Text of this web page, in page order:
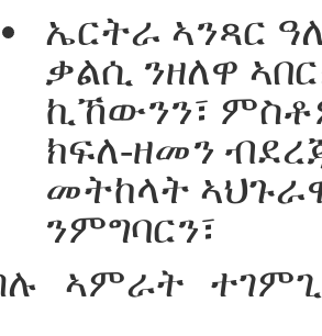
ኤርትራ ኣንጻር
ቃልሲ ንዘለዋ
ኪኸውንን፣
ክፍለ-ዘመን
መትከላት
ንምግባርን፣
ኣምራት